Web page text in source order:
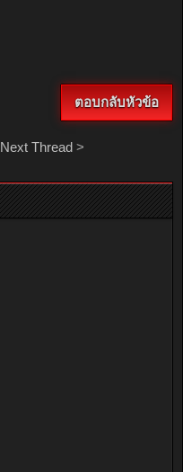
ตอบกลับหัวข้อ
Next Thread>